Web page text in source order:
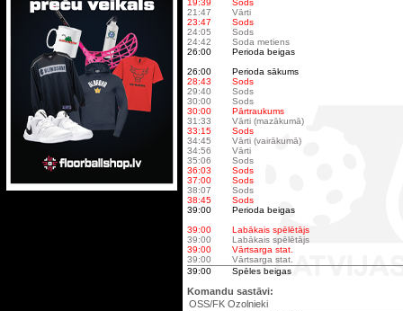
19:39
Sods
21:47
Vārti
23:47
Sods
24:05
Sods
24:42
Soda metiens
26:00
Perioda beigas
26:00
Perioda sākums
28:43
Sods
29:40
Sods
30:00
Sods
30:00
Pārtraukums
31:33
Vārti (mazākumā)
33:15
Sods
34:45
Vārti (vairākumā)
34:56
Vārti
35:06
Sods
36:03
Sods
37:00
Sods
38:07
Sods
38:45
Sods
39:00
Perioda beigas
39:00
Labākais spēlētājs
39:00
Labākais spēlētājs
39:00
Vārtsarga stat.
39:00
Vārtsarga stat.
39:00
Spēles beigas
Komandu sastāvi:
OSS/FK Ozolnieki